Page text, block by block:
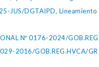
JUS/DGTAIPD,
Nº 0176-2024/
2016/GOB.REG.HVCA/GR